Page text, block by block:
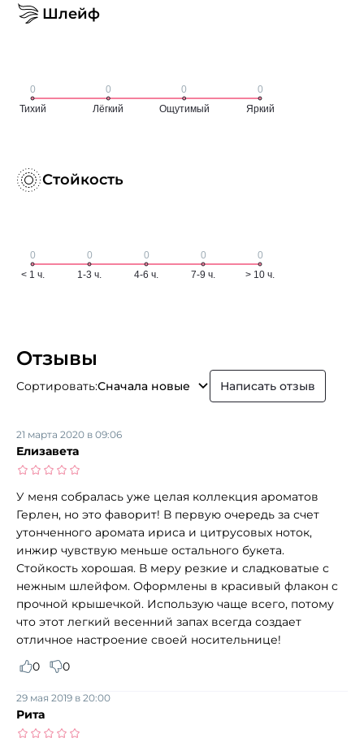
Шлейф
Стойкость
Отзывы
Сортировать:Сначала новые Написать отзыв
Елизавета
21 марта 2020 в 09:06
У меня собралась уже целая коллекция ароматов
Герлен, но это фаворит! В первую очередь за счет
утонченного аромата ириса и цитрусовых ноток,
инжир чувствую меньше остального букета.
Стойкость хорошая. В меру резкие и сладковатые с
нежным шлейфом. Оформлены в красивый флакон с
прочной крышечкой. Использую чаще всего, потому
что этот легкий весенний запах всегда создает
отличное настроение своей носительнице!
0
0
Рита
29 мая 2019 в 20:00